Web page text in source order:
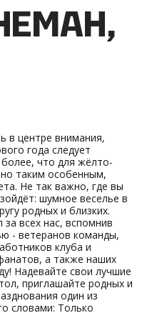
в центре внимания,
года следует
что для жёлто-
таким особенным,
Не так важно, где вы
шумное веселье в
родных и близких.
всех нас, вспомнив
- ветеранов команды,
клуба и
а также наших
Надевайте свои лучшие
приглашайте родных и
один из
словами: Только